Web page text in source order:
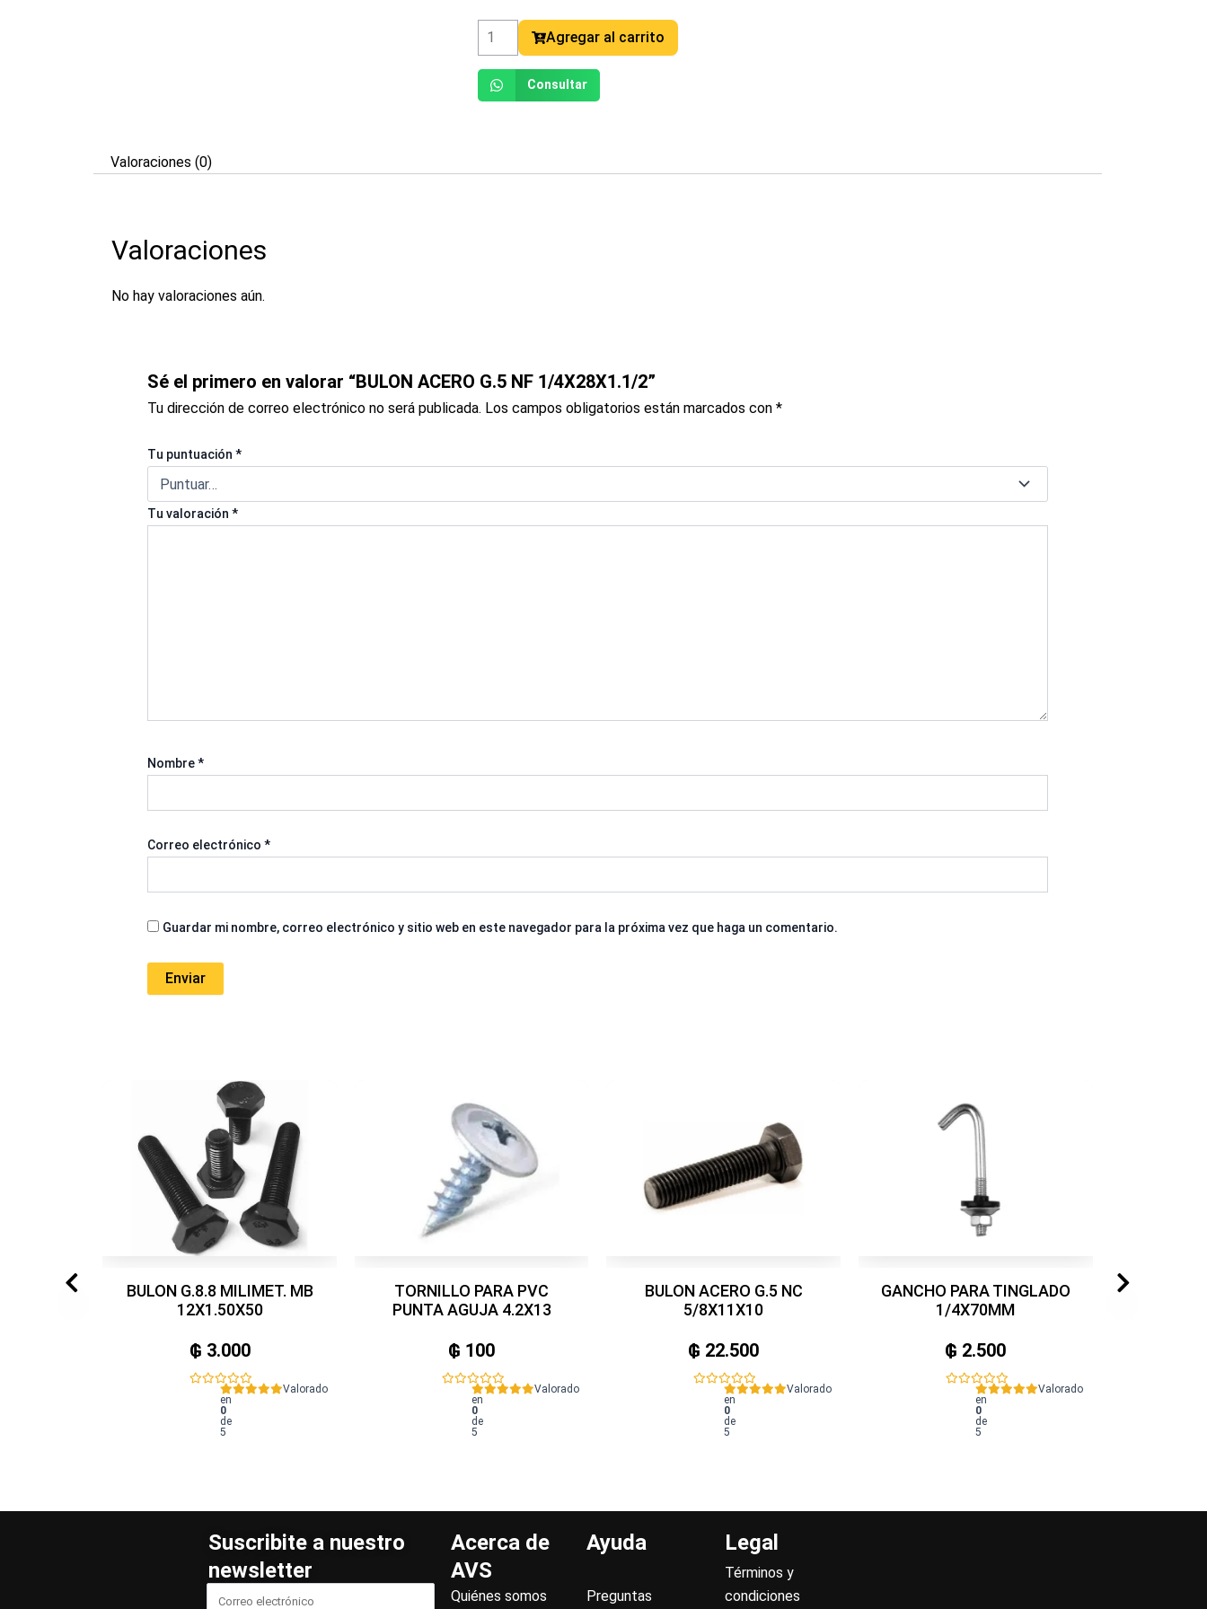
NF
1/4X28X1.1/2
cantidad
Agregar al carrito
Consultar
Valoraciones (0)
Valoraciones
No hay valoraciones aún.
Sé el primero en valorar “BULON ACERO G.5 NF 1/4X28X1.1/2”
Tu dirección de correo electrónico no será publicada. Los campos obligatorios están marcados con*
Tu puntuación*
Tu valoración*
Nombre*
Correo electrónico*
Guardar mi nombre, correo electrónico y sitio web en este navegador para la próxima vez que haga un comentario.
BULON G.8.8 MILIMET. MB
12X1.50X50
₲ 3.000
Valorado
en
0
de
5
TORNILLO PARA PVC
PUNTA AGUJA 4.2X13
₲ 100
Valorado
en
0
de
5
BULON ACERO G.5 NC
5/8X11X10
₲ 22.500
Valorado
en
0
de
5
GANCHO PARA TINGLADO
1/4X70MM
₲ 2.500
Valorado
en
0
de
5
Suscribite a nuestro
newsletter
Acerca de
AVS
Quiénes somos
Ayuda
Preguntas
Legal
Términos y
condiciones